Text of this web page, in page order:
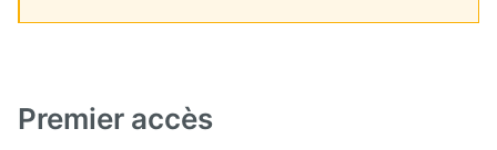
Premier accès